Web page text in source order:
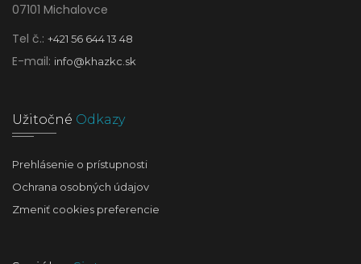
07101 Michalovce
Tel č.: +421 56 644 13 48
E-mail: info@khazkc.sk
Užitočné Odkazy
Prehlásenie o prístupnosti
Ochrana osobných údajov
Zmeniť cookies preferencie